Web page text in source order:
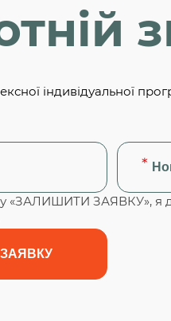
індивідуальної
«ЗАЛИШИТИ ЗАЯВКУ», я